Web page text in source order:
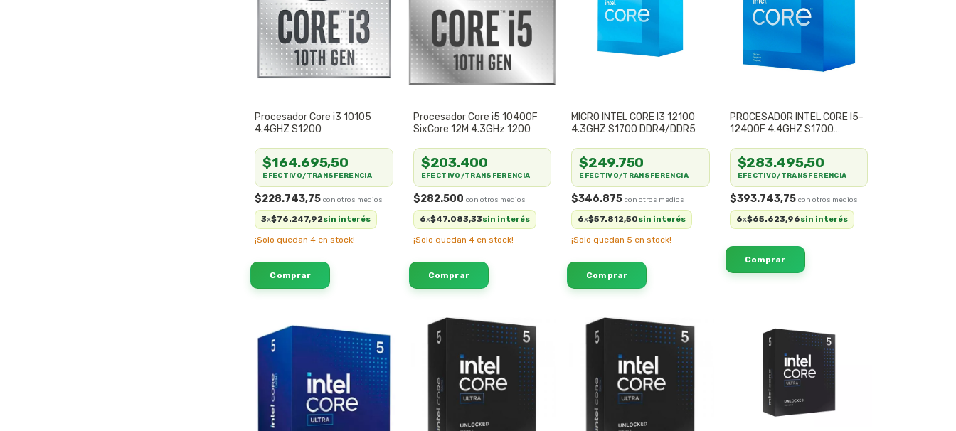
Procesador Core i3 10105
4.4GHZ S1200
$228.743,75
3x$76.247,92sin interés
$164.695,50
EFECTIVO/TRANSFERENCIA
¡Solo quedan4 en stock!
Procesador Core i5 10400F
SixCore 12M 4.3GHz 1200
$282.500
6x$47.083,33sin interés
$203.400
EFECTIVO/TRANSFERENCIA
¡Solo quedan 4en stock!
MICRO INTEL CORE I3 12100
4.3GHZ S1700 DDR4/DDR5
$346.875
6x$57.812,50sin interés
$249.750
EFECTIVO/TRANSFERENCIA
¡Solo quedan 5 en stock!
PROCESADOR INTEL CORE I5-
12400F 4.4GHZ S1700
$393.743,75
6x$65.623,96sin interés
$283.495,50
EFECTIVO/TRANSFERENCIA